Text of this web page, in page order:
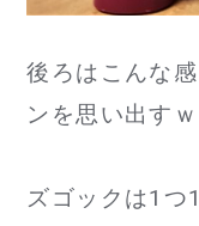
後ろはこんな
ンを思い出すｗ
ズゴックは1つ